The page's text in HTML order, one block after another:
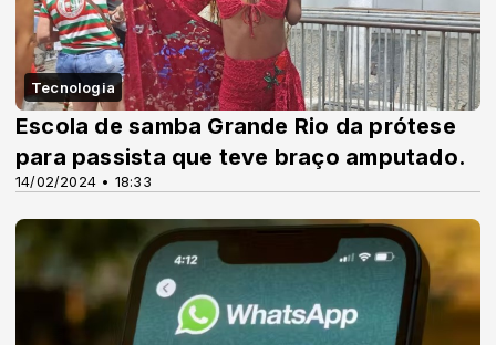
Tecnologia
14/02/2024 • 18:33
Escola de samba Grande Rio da prótese
para passista que teve braço amputado.